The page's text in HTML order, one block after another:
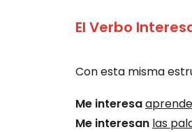
El Verbo
Con esta misma
Me interesa
Me interesan las